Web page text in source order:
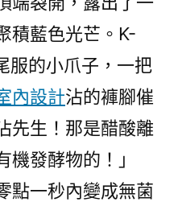
積藍色光芒。K-
服的小爪子，一把
內設計沾的褲腳催
先生！那是醋酸離
發酵物的！」
點一秒內變成無菌